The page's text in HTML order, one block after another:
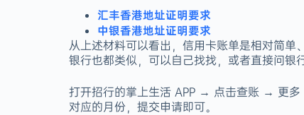
汇丰香港地址证明要求
中银香港地址证明要求
从上述材料可以看出，信用卡账单是相对简
银行也都类似，可以自己找找，或者直接问银
打开招行的掌上生活 APP → 点击查账 → 更
对应的月份，提交申请即可。